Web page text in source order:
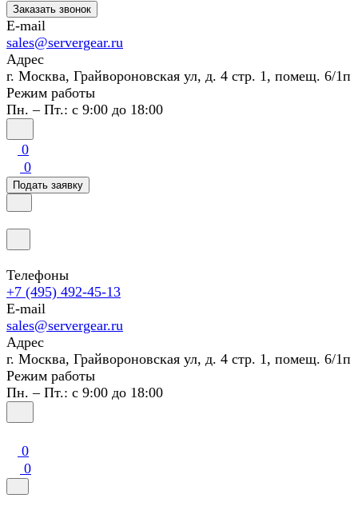
Заказать звонок
E-mail
sales@servergear.ru
Адрес
г. Москва, Грайвороновская ул, д. 4 стр. 1, помещ. 6/1п
Режим работы
Пн. – Пт.: с 9:00 до 18:00
0
0
Подать заявку
Телефоны
+7 (495) 492-45-13
E-mail
sales@servergear.ru
Адрес
г. Москва, Грайвороновская ул, д. 4 стр. 1, помещ. 6/1п
Режим работы
Пн. – Пт.: с 9:00 до 18:00
0
0